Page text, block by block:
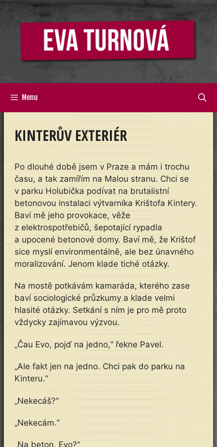
Přeskočit
Menu
KINTERŮV EXTERIÉR
Po dlouhé době jsem v Praze a mám i trochu
času, a tak zamířím na Malou stranu. Chci se
v parku Holubička podívat na brutalistní
betonovou instalaci výtvarníka Krištofa Kintery.
Baví mě jeho provokace, věže
z elektrospotřebičů, šepotající rypadla
a upocené betonové domy. Baví mě, že Krištof
sice myslí environmentálně, ale bez únavného
moralizování. Jenom klade tiché otázky.
Na mostě potkávám kamaráda, kterého zase
baví sociologické průzkumy a klade velmi
hlasité otázky. Setkání s ním je pro mě proto
vždycky zajímavou výzvou.
„Čau Evo, pojď na jedno,“ řekne Pavel.
„Ale fakt jen na jedno. Chci pak do parku na
Kinteru.“
„Nekecáš?“
„Nekecám.“
„Na beton, Evo?“